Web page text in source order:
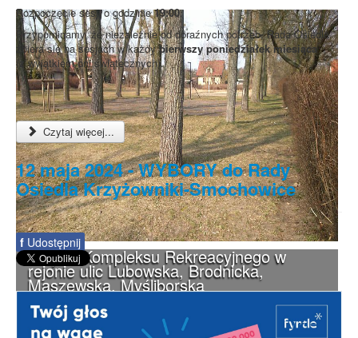
Projekt Kompleksu Rekreacyjnego w
rejonie ulic Lubowska, Brodnicka,
Maszewska, Myśliborska
Rozpoczęcie sesji o godzinie19:00.
Przypominamy, że niezależnie od doraźnych potrzeb, Rada Osiedla
zbiera się na sesjach w każdypierwszy poniedziałek miesiąca
(z wyjątkiem dni świątecznych).
Czytaj więcej...
12 maja 2024 - WYBORY do Rady
Osiedla Krzyżowniki-Smochowice
f Udostępnij